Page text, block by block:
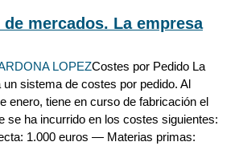
mercados. La empresa
LOPEZCostes por Pedido La
sistema de costes por pedido. Al
enero, tiene en curso de fabricación el
se ha incurrido en los costes siguientes:
1.000 euros — Materias primas: